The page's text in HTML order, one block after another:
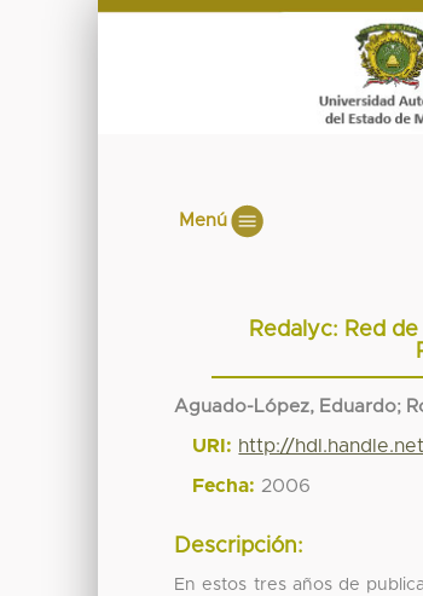
Menú
Redalyc: Red
Aguado-López, Eduardo;
URI: http://
Fecha: 2006
Descripción:
En estos tres años de